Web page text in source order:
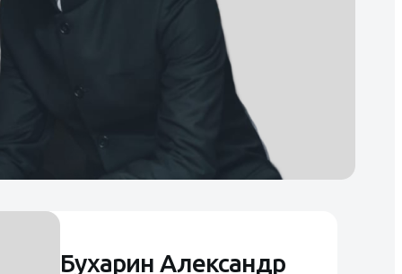
Бухарин Александр